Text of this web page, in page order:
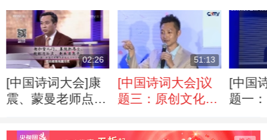
02:26
[中国诗词大会]康
震、蒙曼老师点
下笔如有神”
51:13
[中国诗词大会]议
题三：原创文化节
会》在形式上的创
[中国
题一
和价